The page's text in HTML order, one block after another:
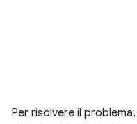
Per risolvere il